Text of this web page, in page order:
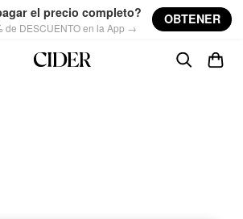
el precio completo?
de DESCUENTO en la App →
OBTENER